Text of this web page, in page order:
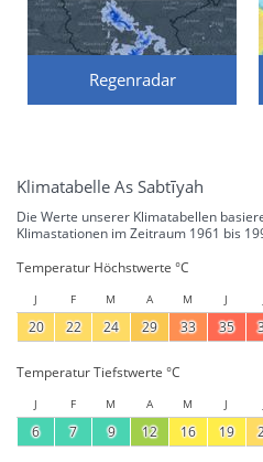
Regenradar
Klimatabelle As Sabtīyah
Die Werte unserer Klimatabellen
Klimastationen im Zeitraum 1961 bis
Temperatur Höchstwerte °C
J F M A M J
20 22 24 29 33 35
Temperatur Tiefstwerte °C
J F M A M J
6 7 9 12 16 19